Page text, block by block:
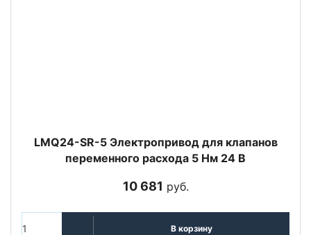
LMQ24-SR-5 Электропривод для клапанов
переменного расхода 5 Нм 24 В
10 681 руб.
В корзину